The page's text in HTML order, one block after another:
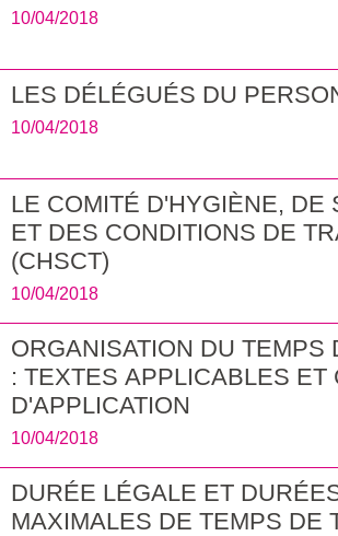
10/04/2018
LES DÉLÉGUÉS DU
10/04/2018
LE COMITÉ D'HYGIÈNE, DE
ET DES CONDITIONS DE
(CHSCT)
10/04/2018
ORGANISATION DU TEMPS
: TEXTES APPLICABLES ET
D'APPLICATION
10/04/2018
DURÉE LÉGALE ET
MAXIMALES DE TEMPS DE